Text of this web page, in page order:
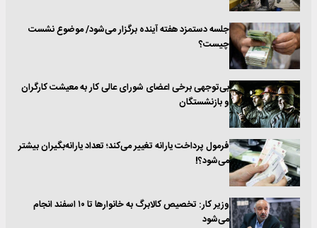
جلسه دستمزد هفته آینده برگزار می‌شود/ موضوع نشست
چیست؟
بی‌توجهی برخی اعضای شورای عالی کار به معیشت کارگران
و بازنشستگان
فرمول پرداخت یارانه تغییر می‌کند؛ تعداد یارانه‌بگیران بیشتر
می‌شود؟!
وزیر کار: تخصیص کالابرگ به خانوارها تا ۱۰ اسفند انجام
می‌شود